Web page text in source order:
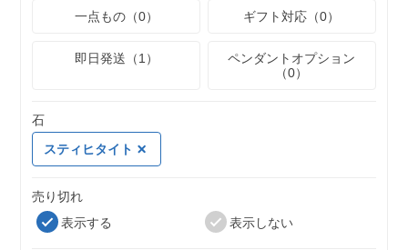
一点もの（0）
ギフト対応（0）
即日発送（1）
ペンダントオプション
（0）
石
スティヒタイト
売り切れ
表示する
表示しない